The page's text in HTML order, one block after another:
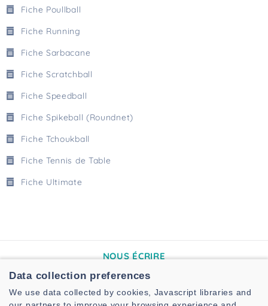
Fiche Poullball
Fiche Running
Fiche Sarbacane
Fiche Scratchball
Fiche Speedball
Fiche Spikeball (Roundnet)
Fiche Tchoukball
Fiche Tennis de Table
Fiche Ultimate
NOUS ÉCRIRE
2A rue de Madrid
44041 Nantes
Data collection preferences
We use data collected by cookies, Javascript libraries and